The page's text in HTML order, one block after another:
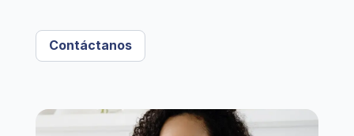
Contáctanos